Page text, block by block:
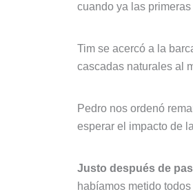
cuando ya las
Tim se acercó a la
cascadas naturales al
Pedro nos ordenó
esperar el impacto de
Justo después de
habíamos metido